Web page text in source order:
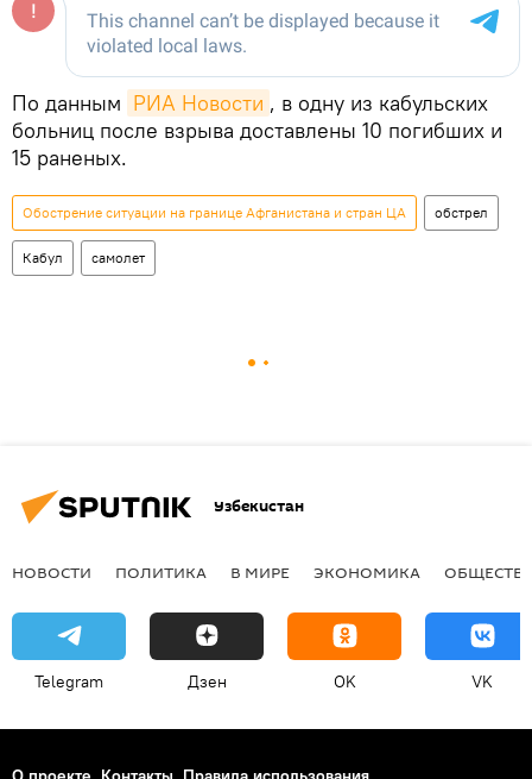
По данным РИА Новости , в одну из кабульских
больниц после взрыва доставлены 10 погибших и
15 раненых.
Обострение ситуации на границе Афганистана и стран ЦА обстрел
Кабул самолет
Узбекистан
НОВОСТИ ПОЛИТИКА В МИРЕ ЭКОНОМИКА
Telegram Дзен OK VK